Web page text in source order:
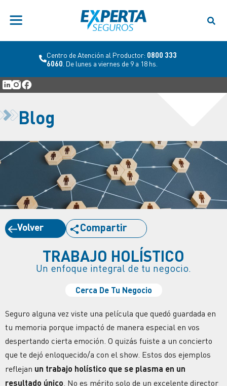
Centro de Atención al Productor: 0800 333
6060 . De lunes a viernes de 9 a 18 hs.
Blog
Volver Compartir
TRABAJO HOLÍSTICO
Un enfoque integral de tu negocio.
Cerca De Tu Negocio
Seguro alguna vez viste una película que quedó guardada en
tu memoria porque impactó de manera especial en vos
despertando cierta emoción. O quizás fuiste a un concierto
que te dejó enloquecido/a con el show. Estos dos ejemplos
reflejan un trabajo holístico que se plasma en un
resultado único . No es mérito solo de un excelente director